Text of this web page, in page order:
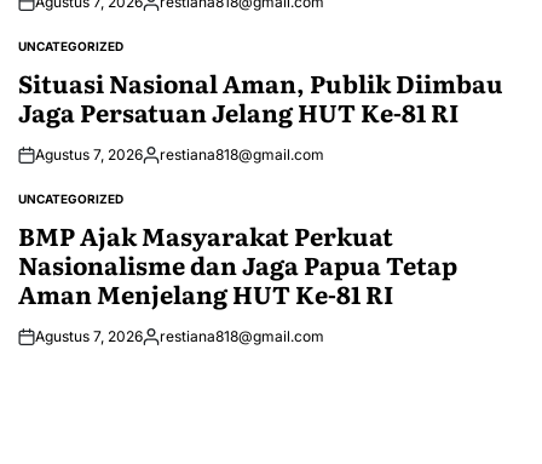
Posted
POSTED
UNCATEGORIZED
Situasi Nasional Aman, Publik Diimbau
Jaga Persatuan Jelang HUT Ke-81 RI
Agustus 7, 2026Posted
restiana818@gmail.com
POSTED
UNCATEGORIZED
BMP Ajak Masyarakat Perkuat
Nasionalisme dan Jaga Papua Tetap
Aman Menjelang HUT Ke-81 RI
Agustus 7, 2026Posted
restiana818@gmail.com